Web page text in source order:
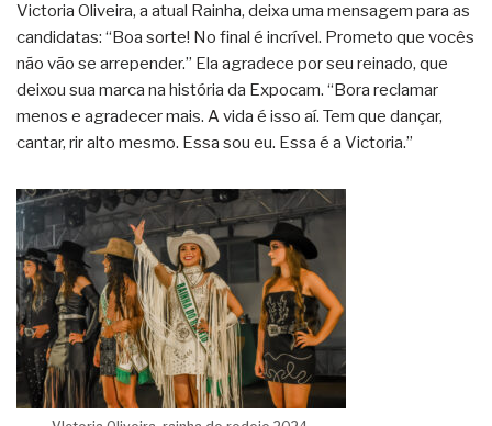
Victoria Oliveira, a atual Rainha, deixa uma mensagem para as
candidatas: “Boa sorte! No final é incrível. Prometo que vocês
não vão se arrepender.” Ela agradece por seu reinado, que
deixou sua marca na história da Expocam. “Bora reclamar
menos e agradecer mais. A vida é isso aí. Tem que dançar,
cantar, rir alto mesmo. Essa sou eu. Essa é a Victoria.”